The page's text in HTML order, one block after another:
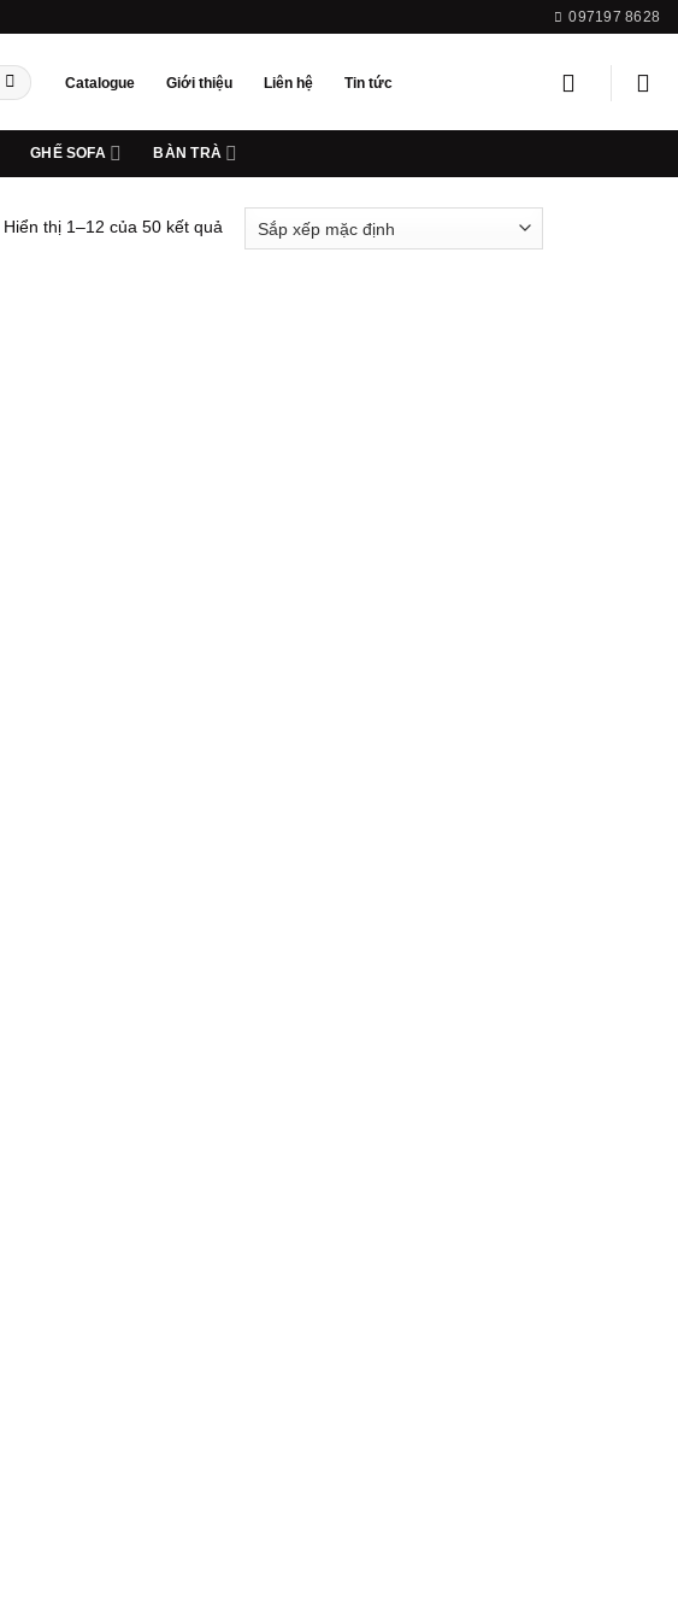
097197 8628
Catalogue Giới thiệu Liên hệ Tin tức
GHẾ SOFA BÀN TRÀ
Hiển thị 1–12 của 50 kết quả